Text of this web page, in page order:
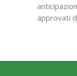
approvati